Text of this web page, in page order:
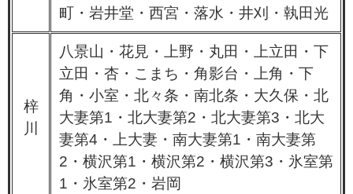
町・岩井堂・西宮・落水・井刈・執田光
梓
川
八景山・花見・上野・丸田・上立田・下
立田・杏・こまち・角影台・上角・下
角・小室・北々条・南北条・大久保・北
大妻第1・北大妻第2・北大妻第3・北大
妻第4・上大妻・南大妻第1・南大妻第
2・横沢第1・横沢第2・横沢第3・氷室第
1・氷室第2・岩岡